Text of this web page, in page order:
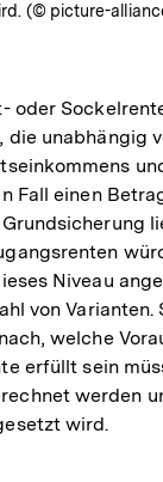
(© picture-
oder
die unabhängig
Fall einen
Niveau
von Varianten.
welche
erfüllt sein
werden
wird.